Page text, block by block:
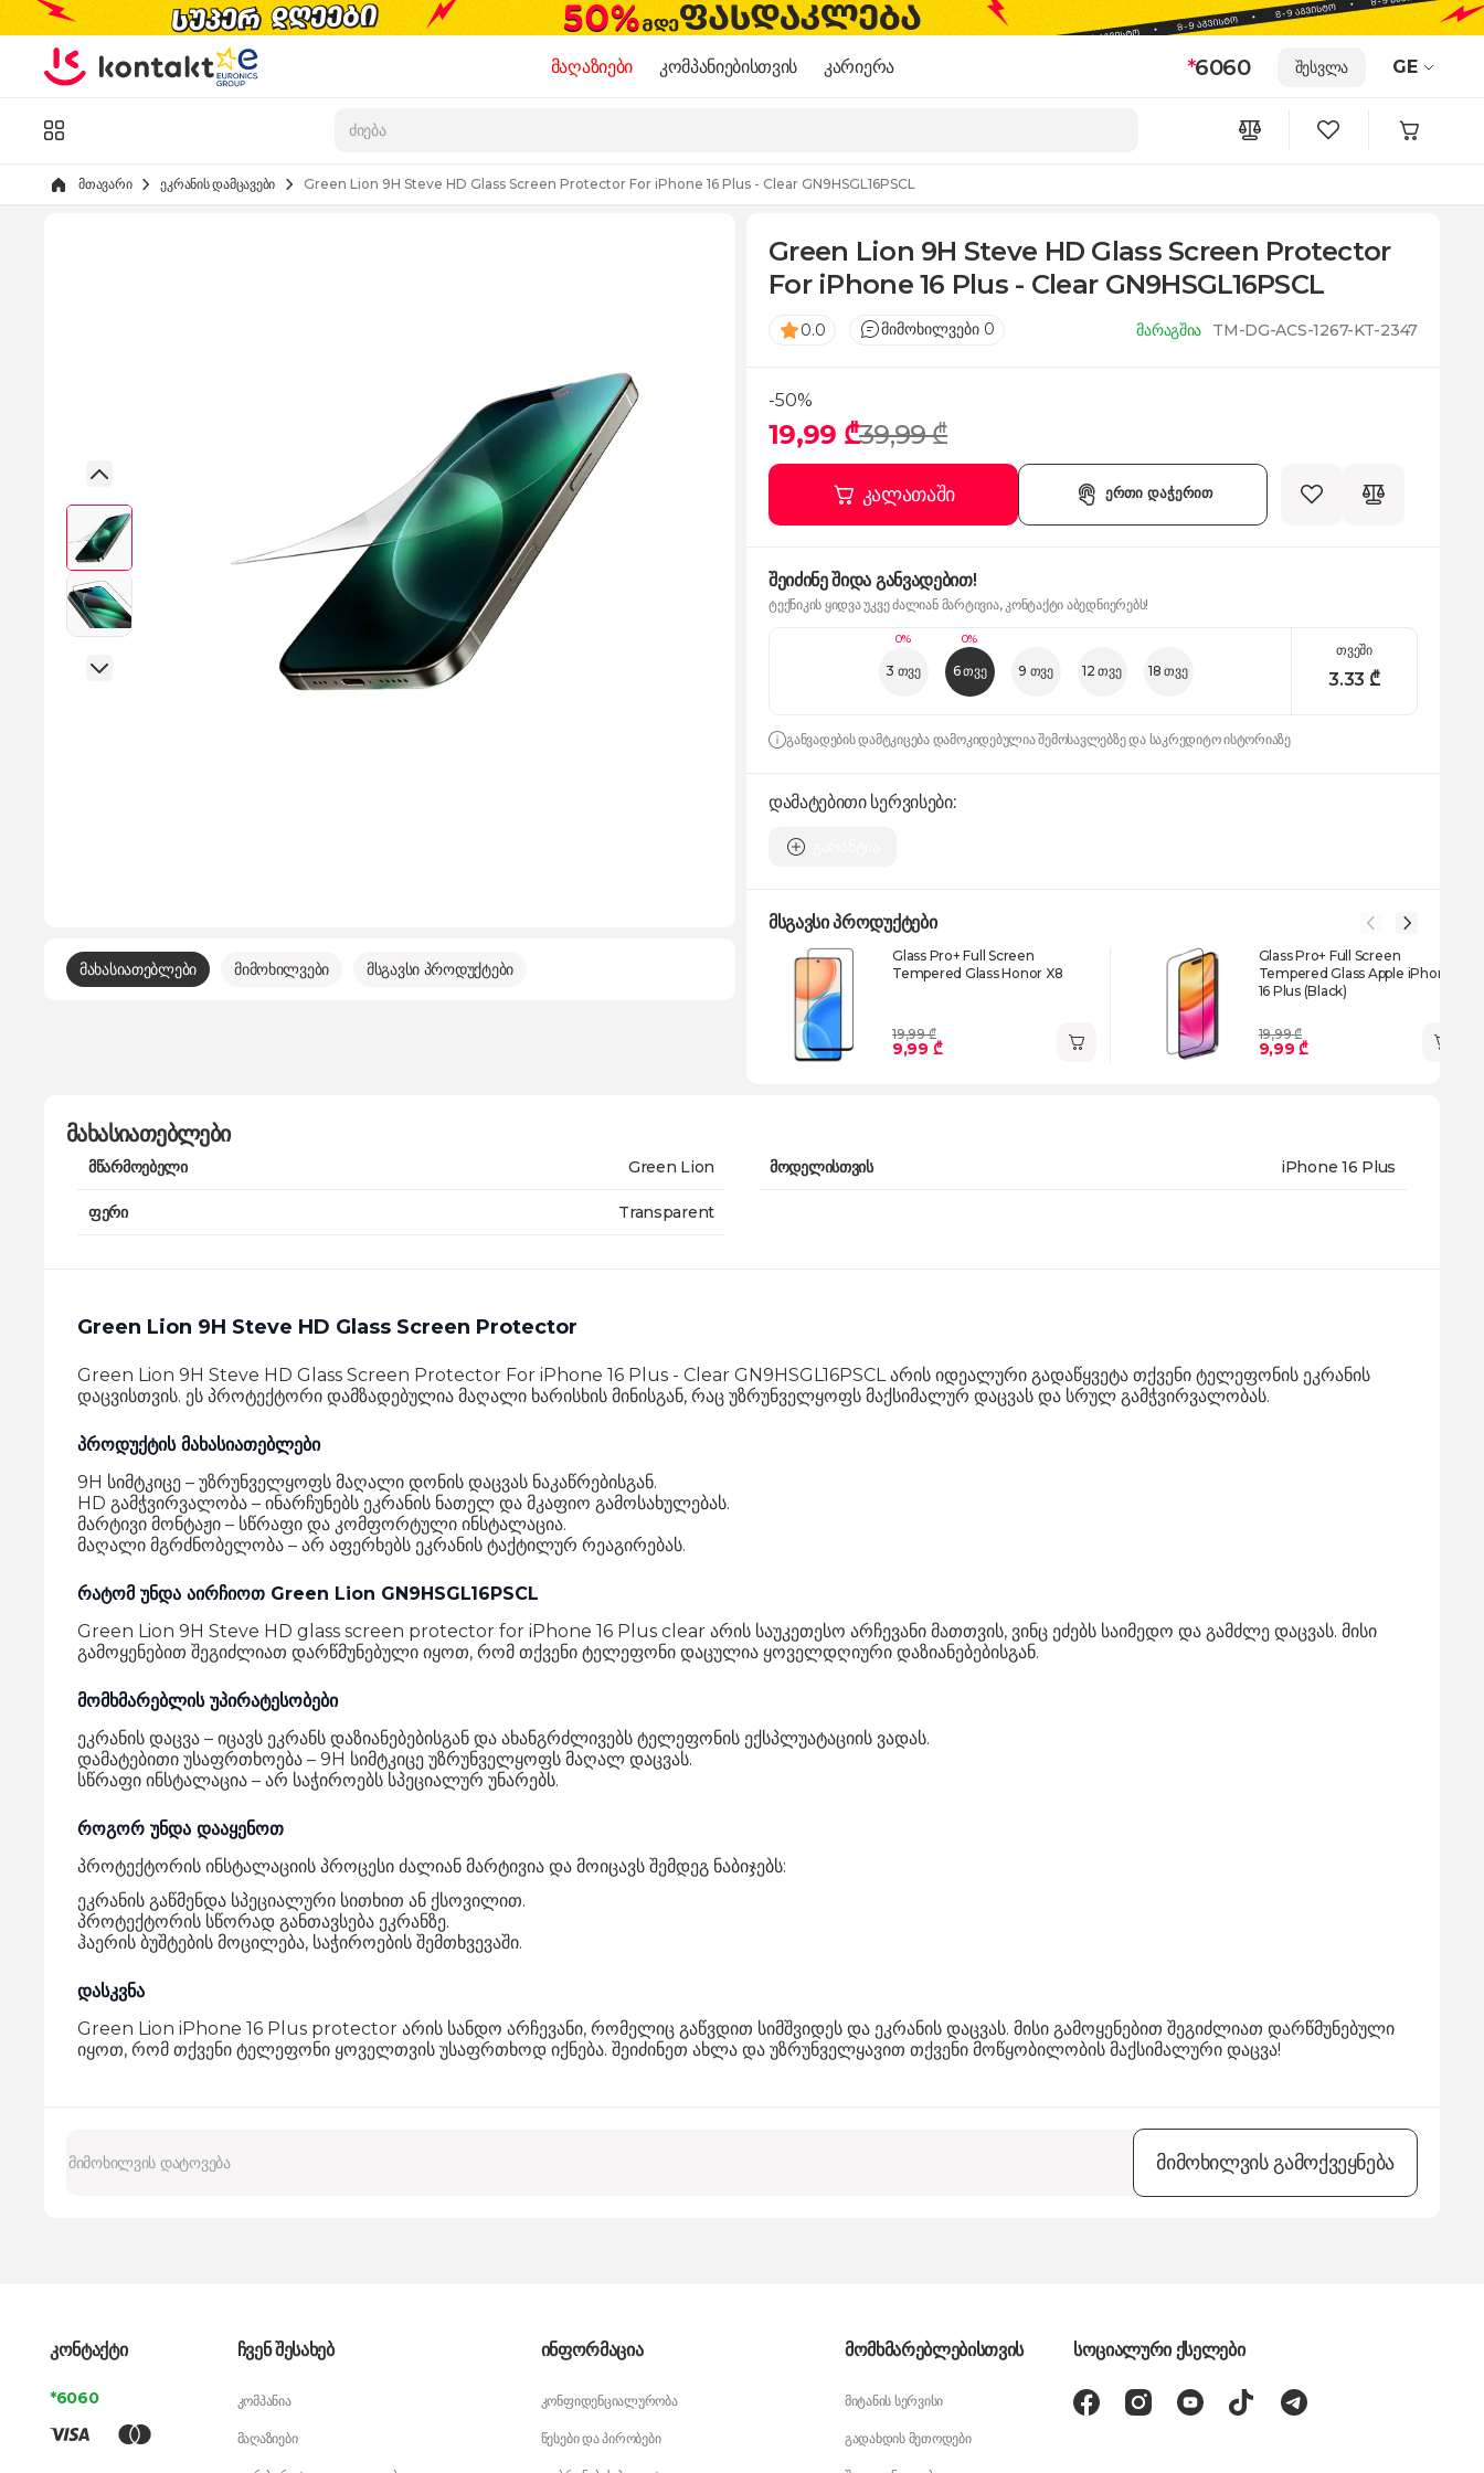
Skip to Content
მაღაზიები კომპანიებისთვის კარიერა *6060 შესვლა GE
მთავარი ეკრანის დამცავები Green Lion 9H Steve HD Glass Screen Protector For iPhone 16 Plus - Clear GN9HSGL16PSCL
მახასიათებლები მიმოხილვები მსგავსი პროდუქტები
Green Lion 9H Steve HD Glass Screen Protector
For iPhone 16 Plus - Clear GN9HSGL16PSCL
0.0 მიმოხილვები 0 მარაგშია TM-DG-ACS-1267-KT-2347
-50%
19,99 ₾39,99 ₾
კალათაში ერთი დაჭერით
შეიძინე შიდა განვადებით!
ტექნიკის ყიდვა უკვე ძალიან მარტივია, კონტაქტი აბედნიერებს!
0%
3 თვე
0%
6 თვე 9 თვე 12 თვე 18 თვე
თვეში
3.33 ₾
განვადების დამტკიცება დამოკიდებულია შემოსავლებზე და საკრედიტო ისტორიაზე
დამატებითი სერვისები:
მსგავსი პროდუქტები
Glass Pro+ Full Screen
Tempered Glass Honor X8
19,99 ₾
9,99 ₾
Glass Pro+ Full Screen
Tempered Glass Apple iPhone
16 Plus (Black)
19,99 ₾
9,99 ₾
მახასიათებლები
მწარმოებელი Green Lion
ფერი Transparent
მოდელისთვის iPhone 16 Plus
Green Lion 9H Steve HD Glass Screen Protector
Green Lion 9H Steve HD Glass Screen Protector For iPhone 16 Plus - Clear GN9HSGL16PSCL არის იდეალური გადაწყვეტა თქვენი ტელეფონის ეკრანის
დაცვისთვის. ეს პროტექტორი დამზადებულია მაღალი ხარისხის მინისგან, რაც უზრუნველყოფს მაქსიმალურ დაცვას და სრულ გამჭვირვალობას.
პროდუქტის მახასიათებლები
9H სიმტკიცე – უზრუნველყოფს მაღალი დონის დაცვას ნაკაწრებისგან.
HD გამჭვირვალობა – ინარჩუნებს ეკრანის ნათელ და მკაფიო გამოსახულებას.
მარტივი მონტაჟი – სწრაფი და კომფორტული ინსტალაცია.
მაღალი მგრძნობელობა – არ აფერხებს ეკრანის ტაქტილურ რეაგირებას.
რატომ უნდა აირჩიოთ Green Lion GN9HSGL16PSCL
Green Lion 9H Steve HD glass screen protector for iPhone 16 Plus clear არის საუკეთესო არჩევანი მათთვის, ვინც ეძებს საიმედო და გამძლე დაცვას. მისი
გამოყენებით შეგიძლიათ დარწმუნებული იყოთ, რომ თქვენი ტელეფონი დაცულია ყოველდღიური დაზიანებებისგან.
მომხმარებლის უპირატესობები
ეკრანის დაცვა – იცავს ეკრანს დაზიანებებისგან და ახანგრძლივებს ტელეფონის ექსპლუატაციის ვადას.
დამატებითი უსაფრთხოება – 9H სიმტკიცე უზრუნველყოფს მაღალ დაცვას.
სწრაფი ინსტალაცია – არ საჭიროებს სპეციალურ უნარებს.
როგორ უნდა დააყენოთ
პროტექტორის ინსტალაციის პროცესი ძალიან მარტივია და მოიცავს შემდეგ ნაბიჯებს:
ეკრანის გაწმენდა სპეციალური სითხით ან ქსოვილით.
პროტექტორის სწორად განთავსება ეკრანზე.
ჰაერის ბუშტების მოცილება, საჭიროების შემთხვევაში.
დასკვნა
Green Lion iPhone 16 Plus protector არის სანდო არჩევანი, რომელიც გაწვდით სიმშვიდეს და ეკრანის დაცვას. მისი გამოყენებით შეგიძლიათ დარწმუნებული
იყოთ, რომ თქვენი ტელეფონი ყოველთვის უსაფრთხოდ იქნება. შეიძინეთ ახლა და უზრუნველყავით თქვენი მოწყობილობის მაქსიმალური დაცვა!
მიმოხილვის გამოქვეყნება
კონტაქტი
*6060
ჩვენ შესახებ
კომპანია
მაღაზიები
ინფორმაცია
კონფიდენციალურობა
წესები და პირობები
მომხმარებლებისთვის
მიტანის სერვისი
გადახდის მეთოდები
სოციალური ქსელები